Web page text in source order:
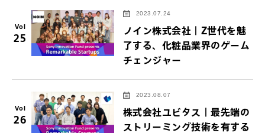
Vol
25
2023.07.24
ノイン株式会社｜Z世代を魅
了する、化粧品業界のゲーム
チェンジャー
Vol
26
2023.08.07
株式会社ユビタス｜最先端の
ストリーミング技術を有する